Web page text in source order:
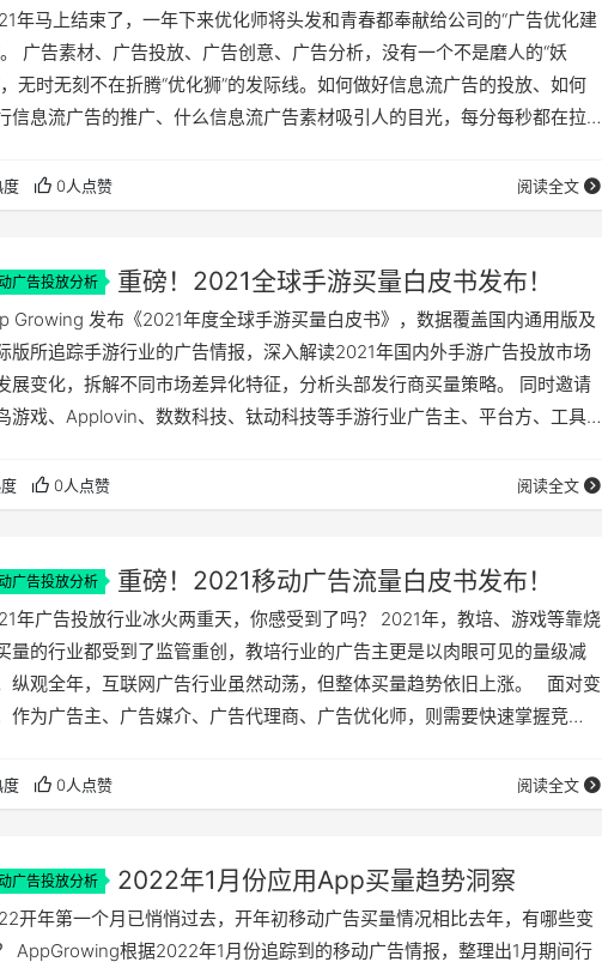
年马上结束了，一年下来优化师将头发和青春都奉献给公司的“广告优化建
广告素材、广告投放、广告创意、广告分析，没有一个不是磨人的“妖
无时无刻不在折腾“优化狮”的发际线。如何做好信息流广告的投放、如何
信息流广告的推广、什么信息流广告素材吸引人的目光，每分每秒都在拉
师真实生存现状及职业发展情况，App Growing 已持续3年围绕优化师群体
数据调研和分析，帮助他们了解行业发展现状并提出应对策略。 2021年8
度 0人点赞 阅读全文
广告投放分析 重磅！2021全球手游买量白皮书发布！
Growing 发布《2021年度全球手游买量白皮书》，数据覆盖国内通用版及
版所追踪手游行业的广告情报，深入解读2021年国内外手游广告投放市场
展变化，拆解不同市场差异化特征，分析头部发行商买量策略。 同时邀请
游戏、Applovin、数数科技、钛动科技等手游行业广告主、平台方、工具
营销新趋势。 《2021年度全球手游买量白皮书》包括国内、海外两个核心
，以下为部分内容节选 。 01 海外篇 2021年海外手游…
0人点赞 阅读全文
广告投放分析 重磅！2021移动广告流量白皮书发布！
年广告投放行业冰火两重天，你感受到了吗？ 2021年，教培、游戏等靠烧
量的行业都受到了监管重创，教培行业的广告主更是以肉眼可见的量级减
纵观全年，互联网广告行业虽然动荡，但整体买量趋势依旧上涨。 面对变
作为广告主、广告媒介、广告代理商、广告优化师，则需要快速掌握竞
分析，从媒体用户画像、广告投放追踪、App用户规模三大方面，深入解读
年全年度移动广告投放市场的发展变化。此外本份报告，也邀请了腾讯广
度 0人点赞 阅读全文
广告投放分析 2022年1月份应用App买量趋势洞察
开年第一个月已悄悄过去，开年初移动广告买量情况相比去年，有哪些变
AppGrowing根据2022年1月份追踪到的移动广告情报，整理出1月期间行